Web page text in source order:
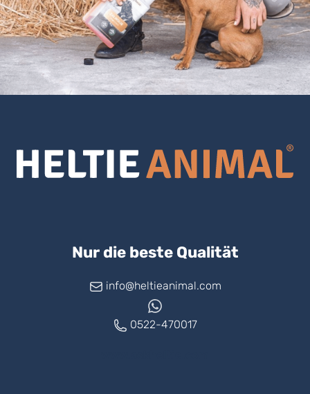
Nur die beste Qualität
info@heltieanimal.com
0522-470017